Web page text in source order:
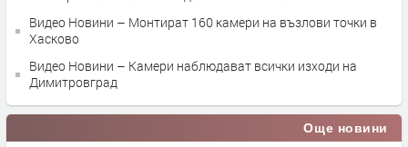
Видео Новини – Монтират 160 камери на възлови точки в
Хасково
Видео Новини – Камери наблюдават всички изходи на
Димитровград
Още новини